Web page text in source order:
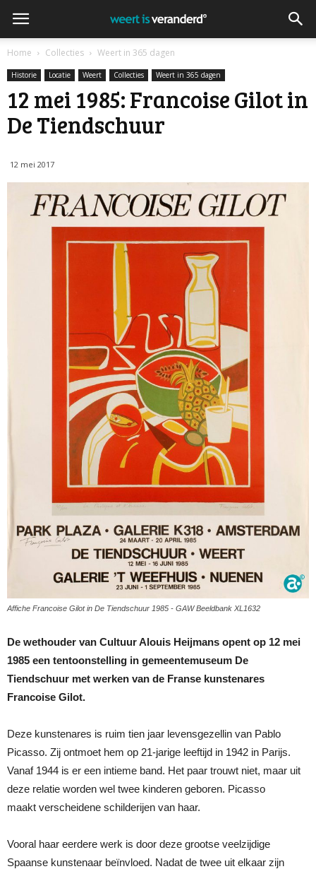
Home Collecties Weert in 365 dagen
Historie Locatie Weert Collecties Weert in 365 dagen
12 mei 1985: Francoise Gilot in
De Tiendschuur
12 mei 2017
Affiche Francoise Gilot in De Tiendschuur 1985 - GAW Beeldbank XL1632
De wethouder van Cultuur Alouis Heijmans opent op 12 mei
1985 een tentoonstelling in gemeentemuseum De
Tiendschuur met werken van de Franse kunstenares
Francoise Gilot.
Deze kunstenares is ruim tien jaar levensgezellin van Pablo
Picasso. Zij ontmoet hem op 21-jarige leeftijd in 1942 in Parijs.
Vanaf 1944 is er een intieme band. Het paar trouwt niet, maar uit
deze relatie worden wel twee kinderen geboren. Picasso
maakt verscheidene schilderijen van haar.
Vooral haar eerdere werk is door deze grootse veelzijdige
Spaanse kunstenaar beïnvloed. Nadat de twee uit elkaar zijn